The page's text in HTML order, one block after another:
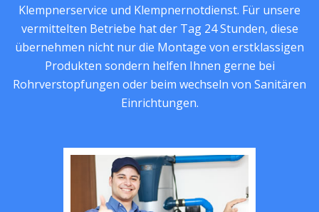
Klempnerservice und Klempnernotdienst. Für unsere
vermittelten Betriebe hat der Tag 24 Stunden, diese
übernehmen nicht nur die Montage von erstklassigen
Produkten sondern helfen Ihnen gerne bei
Rohrverstopfungen oder beim wechseln von Sanitären
Einrichtungen.